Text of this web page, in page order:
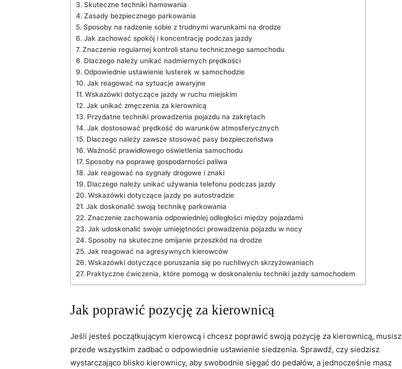
Skuteczne techniki hamowania
Zasady bezpiecznego parkowania
Sposoby na radzenie ​sobie z trudnymi warunkami na drodze
Jak zachować spokój i koncentrację⁤ podczas jazdy
Znaczenie ⁢regularnej kontroli stanu technicznego samochodu
Dlaczego należy unikać nadmiernych​ prędkości
Odpowiednie ustawienie lusterek⁢ w ⁢samochodzie
Jak reagować na sytuacje​ awaryjne
Wskazówki dotyczące jazdy w ruchu miejskim
Jak unikać zmęczenia za kierownicą
Przydatne techniki prowadzenia pojazdu na zakrętach
Jak‍ dostosować ⁤prędkość do warunków atmosferycznych
Dlaczego należy zawsze stosować ⁢pasy bezpieczeństwa
Ważność prawidłowego oświetlenia samochodu
Sposoby ⁢na poprawę gospodarności paliwa
Jak reagować na sygnały drogowe i znaki
Dlaczego należy unikać używania telefonu podczas jazdy
Wskazówki dotyczące jazdy po autostradzie
Jak doskonalić swoją‍ technikę parkowania
Znaczenie zachowania odpowiedniej odległości między pojazdami
Jak udoskonalić swoje⁣ umiejętności prowadzenia​ pojazdu ​w nocy
Sposoby na skuteczne omijanie przeszkód na drodze
Jak reagować na agresywnych kierowców
Wskazówki dotyczące poruszania się po ruchliwych skrzyżowaniach
Praktyczne ⁤ćwiczenia,⁢ które pomogą w doskonaleniu techniki jazdy samochodem
Jak poprawić pozycję za kierownicą
Jeśli jesteś początkującym kierowcą i chcesz poprawić swoją pozycję za kierownicą, musisz
przede wszystkim zadbać o odpowiednie ustawienie ‌siedzenia. Sprawdź, czy siedzisz
wystarczająco blisko kierownicy, aby swobodnie sięgać do⁢ pedałów, a jednocześnie masz